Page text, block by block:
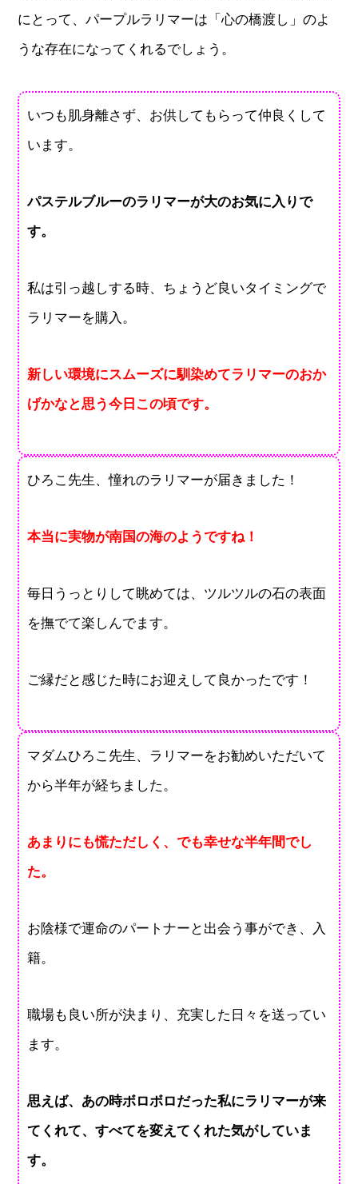
にとって、パープルラリマーは「心の橋渡し」のよ
うな存在になってくれるでしょう。
いつも肌身離さず、お供してもらって仲良くして
います。
パステルブルーのラリマーが大のお気に入りで
す。
私は引っ越しする時、ちょうど良いタイミングで
ラリマーを購入。
新しい環境にスムーズに馴染めてラリマーのおか
げかなと思う今日この頃です。
ひろこ先生、憧れのラリマーが届きました！
本当に実物が南国の海のようですね！
毎日うっとりして眺めては、ツルツルの石の表面
を撫でて楽しんでます。
ご縁だと感じた時にお迎えして良かったです！
マダムひろこ先生、ラリマーをお勧めいただいて
から半年が経ちました。
あまりにも慌ただしく、でも幸せな半年間でし
た。
お陰様で運命のパートナーと出会う事ができ、入
籍。
職場も良い所が決まり、充実した日々を送ってい
ます。
思えば、あの時ボロボロだった私にラリマーが来
てくれて、すべてを変えてくれた気がしていま
す。